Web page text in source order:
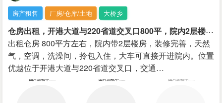
房产租售 厂房/仓库/土地 大桥乡
仓
房出租，开港大道与220省道交叉口800平，院内2层楼房，水电齐全，拎包入住，交通便利！
出租仓房 800平方左右，院内带2层楼房，装修完善，天然
气，空调，洗澡间，拎包入住，大车可直接开进院内。位置
优越位于开港大道与220省道交叉口，交通…